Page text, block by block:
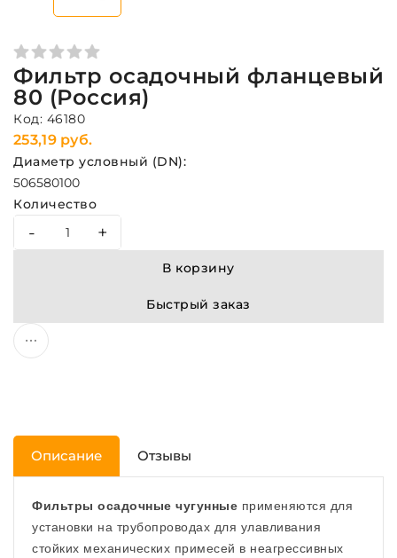
Фильтр осадочный фланцевый
80 (Россия)
Код: 46180
253,19 руб.
Диаметр условный (DN):
506580100
Количество
- +
В корзину
Быстрый заказ
Описание Отзывы
Фильтры осадочные чугунные применяются для
установки на трубопроводах для улавливания
стойких механических примесей в неагрессивных